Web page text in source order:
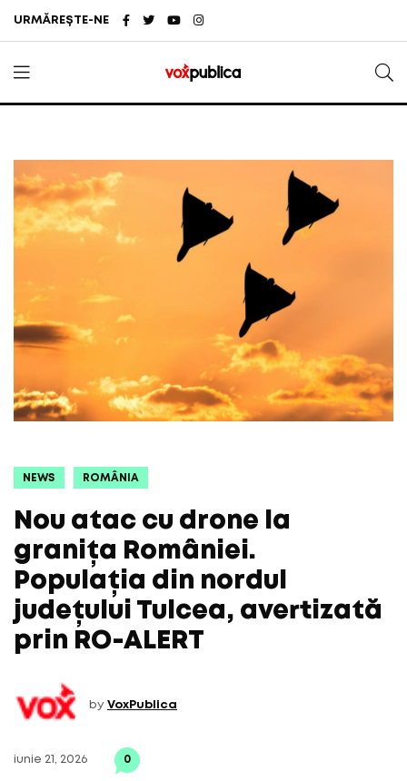
URMĂREȘTE-NE
NEWS ROMÂNIA
Nou atac cu drone la
granița României.
Populația din nordul
județului Tulcea, avertizată
prin RO-ALERT
by VoxPublica
iunie 21, 2026 0